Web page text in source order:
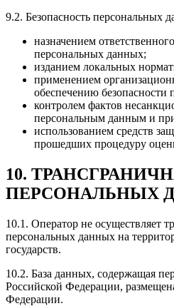
9.2. Безопасность персональных
назначением
персональных данных;
изданием локальных
применением
обеспечению безопасности
контролем фактов
персональным данным и
использованием средств
прошедших процедуру
10.
ПЕРСОНАЛЬНЫХ
10.1. Оператор не осуществляет
персональных данных на
государств.
10.2. База данных, содержащая
Российской Федерации,
Федерации.